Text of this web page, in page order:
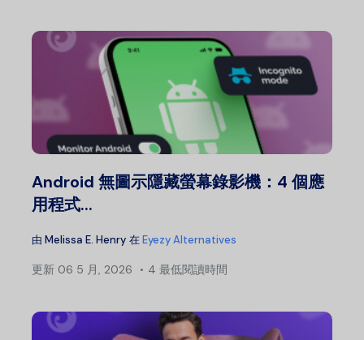
Android 無圖示隱藏螢幕錄影機：4 個應
用程式...
由 Melissa E. Henry 在Eyezy Alternatives
更新 06 5 月, 2026 4 最低閱讀時間